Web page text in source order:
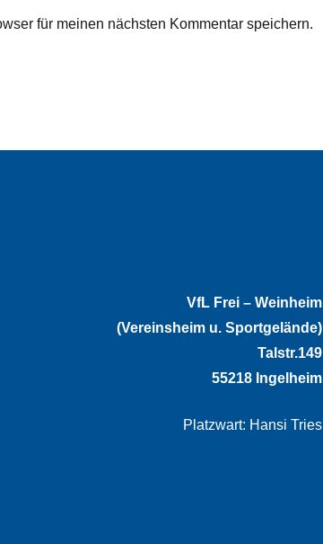
für meinen nächsten Kommentar speichern.
VfL Frei – Weinheim
(Vereinsheim u. Sportgelände)
Talstr.149
55218 Ingelheim
Platzwart: Hansi Tries